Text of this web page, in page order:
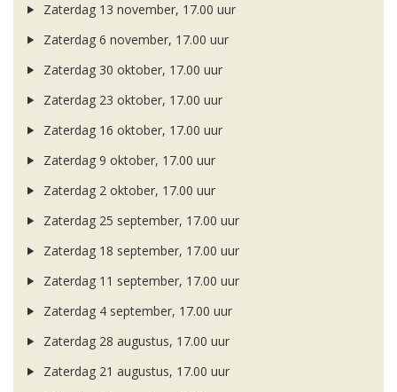
Zaterdag 13 november, 17.00 uur
Zaterdag 6 november, 17.00 uur
Zaterdag 30 oktober, 17.00 uur
Zaterdag 23 oktober, 17.00 uur
Zaterdag 16 oktober, 17.00 uur
Zaterdag 9 oktober, 17.00 uur
Zaterdag 2 oktober, 17.00 uur
Zaterdag 25 september, 17.00 uur
Zaterdag 18 september, 17.00 uur
Zaterdag 11 september, 17.00 uur
Zaterdag 4 september, 17.00 uur
Zaterdag 28 augustus, 17.00 uur
Zaterdag 21 augustus, 17.00 uur